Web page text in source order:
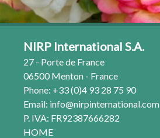
NIRP International S.A.
27 - Porte de France
06500 Menton - France
Phone: +33 (0)4 93 28 75 90
Email: info@nirpinternational.com
P. IVA: FR92387666282
HOME